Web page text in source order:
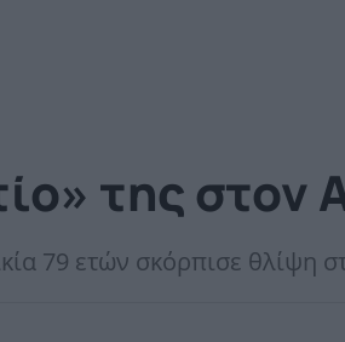
της στον
79 ετών σκόρπισε θλίψη